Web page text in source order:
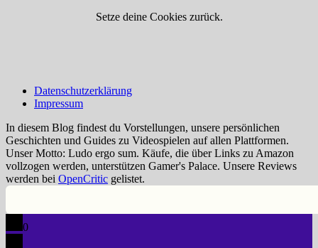
Setze deine Cookies zurück.
Datenschutzerklärung
Impressum
In diesem Blog findest du Vorstellungen, unsere persönlichen
Geschichten und Guides zu Videospielen auf allen Plattformen.
Unser Motto: Ludo ergo sum. Käufe, die über Links zu Amazon
vollzogen werden, unterstützen Gamer's Palace. Unsere Reviews
werden bei OpenCritic gelistet.
0